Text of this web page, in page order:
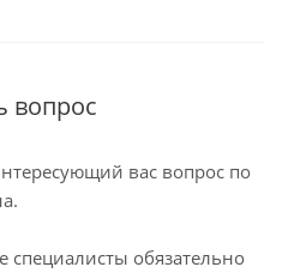
вопрос
вас вопрос по
обязательно